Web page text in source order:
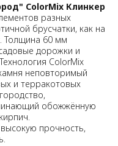
ColorMix Клинкер
разных
брусчатки, как на
Толщина 60 мм
дорожки и
ColorMix
неповторимый
и терракотовых
обожжённую
прочность,